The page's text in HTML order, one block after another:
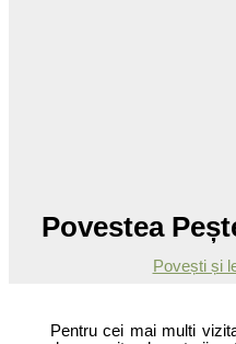
Povestea
Povești și
Pentru cei mai multi